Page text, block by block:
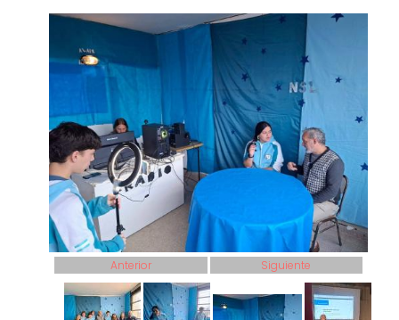
Anterior Siguiente